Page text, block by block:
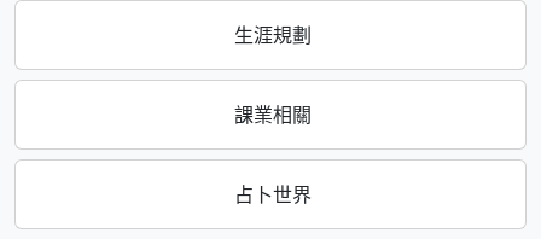
生涯規劃
課業相關
占卜世界